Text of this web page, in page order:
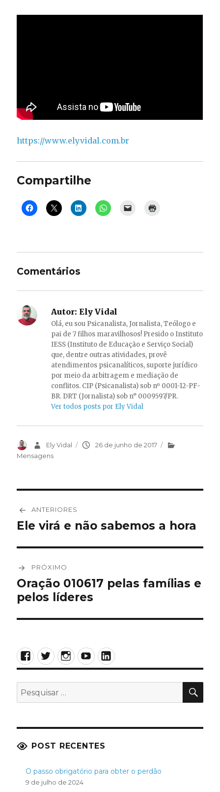
https://www.elyvidal.com.br
Compartilhe
Comentários
Autor: Ely Vidal
Olá, eu sou Psicanalista, Jornalista, Teólogo e
pai de 7 filhos maravilhosos! Presido o Instituto
IESS (Instituto de Educação e Serviço Social)
que, dentre outras atividades, provê
atendimentos psicanalíticos, suporte jurídico
por meio da arbitragem e mediação de
conflitos. CIP (Psicanalista) sob nº 0001-12-PF-
BR. DRT (Jornalista) sob n° 0009597/PR.
Ver todos posts por Ely Vidal
AutorEly Vidal
Publicado
26 de junho de 2017
Categorias
Mensagens
de
ANTERIORES
Post
Ele virá e não sabemos a hora
PRÓXIMO
Próximo
post:
Oração 010617 pelas famílias e
pelos líderes
Facebook
TwitterInstagram
YouTubeLinkedIn
Pesquisar
POST RECENTES
O passo obrigatório para obter o perdão
9 de julho de 2024